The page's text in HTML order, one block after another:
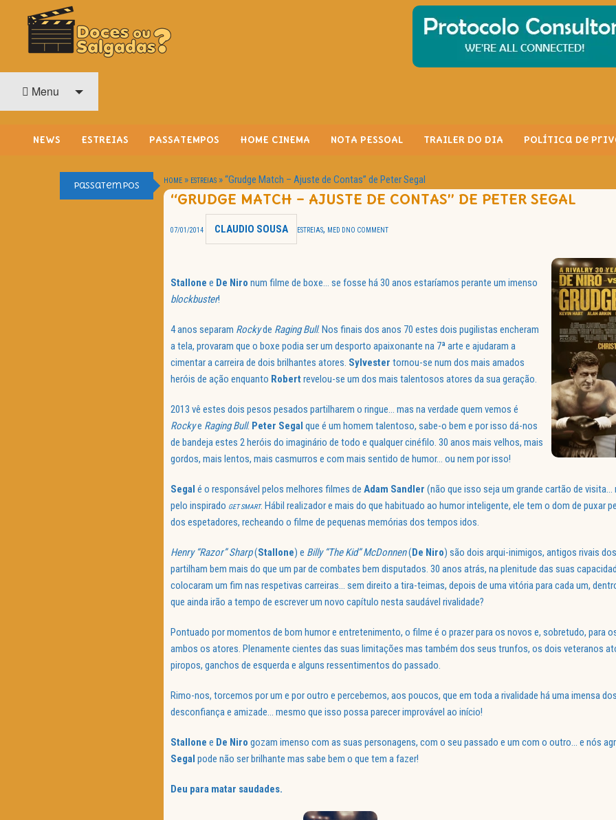
O Cinema? Uma Paixão!!
Menu
NEWS ESTREIAS PASSATEMPOS HOME CINEMA NOTA PESSOAL TRAILER DO DIA Política de
Passatempos HOME » ESTREIAS »“Grudge Match – Ajuste de Contas” de Peter Segal
“GRUDGE MATCH – AJUSTE DE CONTAS” DE PETER SEGAL
07/01/2014 CLAUDIO SOUSA ESTREIAS, MED D NO COMMENT
Stallone e De Niro num filme de boxe… se fosse há 30 anos estaríamos perante um imenso
blockbuster!
4 anos separam Rockyde Raging Bull. Nos finais dos anos 70 estes dois pugilistas encheram
a tela, provaram que o boxe podia ser um desporto apaixonante na 7ª arte e ajudaram a
cimentar a carreira de dois brilhantes atores. Sylvester tornou-se num dos mais amados
heróis de ação enquanto Robert revelou-se um dos mais talentosos atores da sua geração.
2013 vê estes dois pesos pesados partilharem o ringue… mas na verdade quem vemos é
Rockye Raging Bull. Peter Segal que é um homem talentoso, sabe-o bem e por isso dá-nos
de bandeja estes 2 heróis do imaginário de todo e qualquer cinéfilo. 30 anos mais velhos, mais
gordos, mais lentos, mais casmurros e com mais sentido de humor… ou nem por isso!
Segal é o responsável pelos melhores filmes de Adam Sandler (não que isso seja um grande cartão de visita…
pelo inspirado GET SMART. Hábil realizador e mais do que habituado ao humor inteligente, ele tem o dom de puxar
dos espetadores, recheando o filme de pequenas memórias dos tempos idos.
Henry “Razor” Sharp(Stallone) e Billy “The Kid” McDonnen(De Niro) são dois arqui-inimigos, antigos rivais
partilham bem mais do que um par de combates bem disputados. 30 anos atrás, na plenitude das suas
colocaram um fim nas respetivas carreiras… sem direito a tira-teimas, depois de uma vitória para cada um,
que ainda irão a tempo de escrever um novo capítulo nesta saudável rivalidade?
Pontuado por momentos de bom humor e entretenimento, o filme é o prazer para os novos e, sobretudo, para
ambos os atores. Plenamente cientes das suas limitações mas também dos seus trunfos, os dois veteranos
piropos, ganchos de esquerda e alguns ressentimentos do passado.
Rimo-nos, torcemos por um e por outro e percebemos, aos poucos, que em toda a rivalidade há uma imensa
desconfiança e amizade… mesmo que isso possa parecer improvável ao início!
Stallone e De Niro gozam imenso com as suas personagens, com o seu passado e um com o outro… e nós
Segal pode não ser brilhante mas sabe bem o que tem a fazer!
Deu para matar saudades.